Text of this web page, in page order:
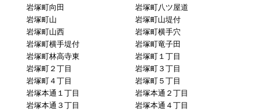
岩塚町向田
岩塚町八ツ屋道
岩塚町山
岩塚町山堤付
岩塚町山西
岩塚町横手穴
岩塚町横手堤付
岩塚町竜子田
岩塚町林高寺東
岩塚町１丁目
岩塚町２丁目
岩塚町３丁目
岩塚町４丁目
岩塚町５丁目
岩塚本通１丁目
岩塚本通２丁目
岩塚本通３丁目
岩塚本通４丁目